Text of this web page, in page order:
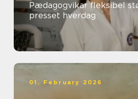
Pædagogvikar fleksibel støtte i en
presset hverdag
01. February 2026